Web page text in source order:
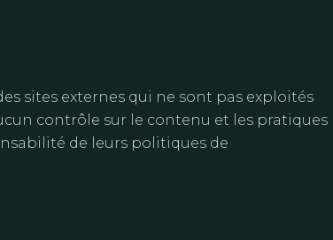
sites externes qui ne sont pas exploités
contrôle sur le contenu et les pratiques
de leurs politiques de